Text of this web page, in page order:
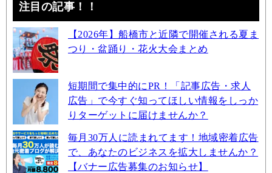
注目の記事！！
【2026年】船橋市と近隣で開催される夏ま
つり・盆踊り・花火大会まとめ
短期間で集中的にPR！「記事広告・求人
広告」で今すぐ知ってほしい情報をしっか
りターゲットに届けませんか？
毎月30万人に読まれてます！地域密着広告
で、あなたのビジネスを拡大しませんか？
【バナー広告募集のお知らせ】